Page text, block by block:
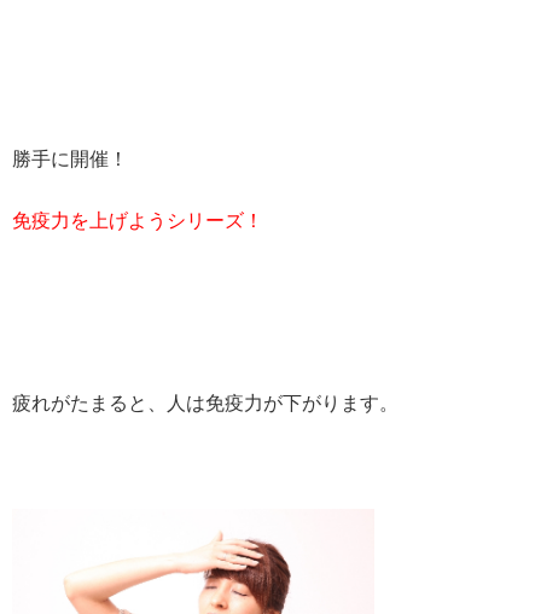
勝手に開催！
免疫力を上げようシリーズ！
疲れがたまると、人は免疫力が下がります。